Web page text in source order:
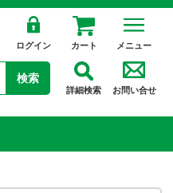
ログイン カート メニュー
検索
詳細検索 お問い合せ